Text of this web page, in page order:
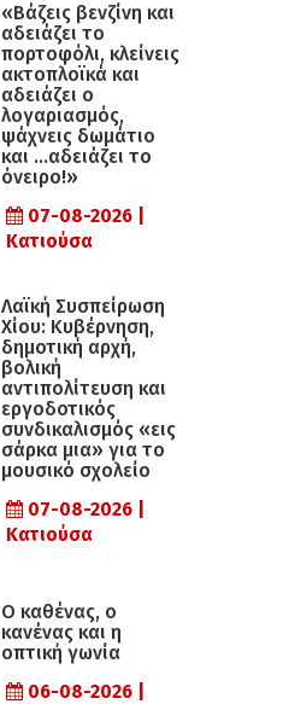
«Βάζεις βενζίνη και
αδειάζει το
πορτοφόλι, κλείνεις
ακτοπλοϊκά και
αδειάζει ο
λογαριασμός,
ψάχνεις δωμάτιο
και …αδειάζει το
όνειρο!»
07-08-2026 |
Κατιούσα
Λαϊκή Συσπείρωση
Χίου: Κυβέρνηση,
δημοτική αρχή,
βολική
αντιπολίτευση και
εργοδοτικός
συνδικαλισμός «εις
σάρκα μια» για το
μουσικό σχολείο
07-08-2026 |
Κατιούσα
Ο καθένας, ο
κανένας και η
οπτική γωνία
06-08-2026 |